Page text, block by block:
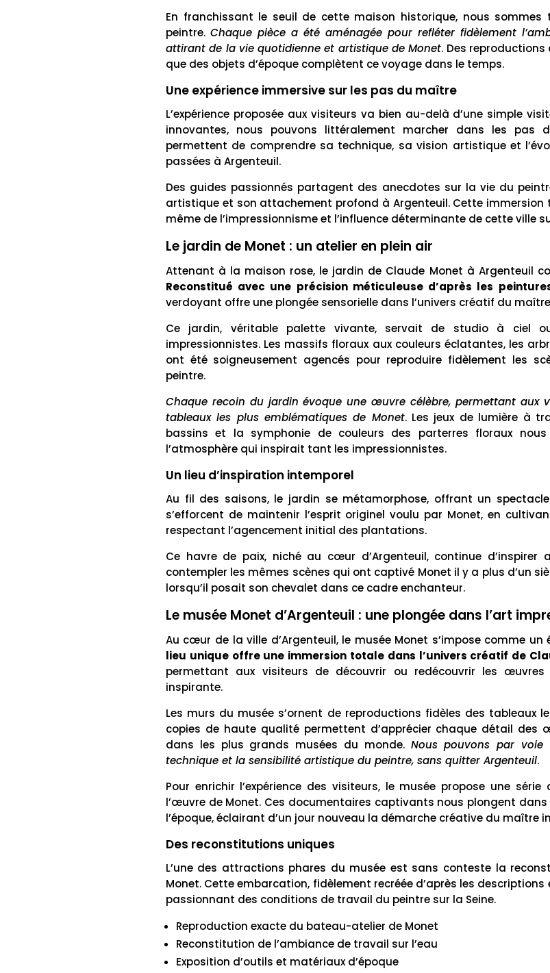
En franchissant le seuil de cette maison historique, nous sommes
peintre. Chaque pièce a été aménagée pour refléter fidèlement
attirant de la vie quotidienne et artistique de Monet. Des
que des objets d’époque complètent ce voyage dans le temps.
Une expérience immersive sur les pas du maître
L’expérience proposée aux visiteurs va bien au-delà d’une simple
innovantes, nous pouvons littéralement marcher dans les pas
permettent de comprendre sa technique, sa vision artistique et
passées à Argenteuil.
Des guides passionnés partagent des anecdotes sur la vie du
artistique et son attachement profond à Argenteuil. Cette immersion
même de l’impressionnisme et l’influence déterminante de cette ville
Le jardin de Monet : un atelier en plein air
Attenant à la maison rose, le jardin de Claude Monet à Argenteuil
Reconstitué avec une précision méticuleuse d’après les
verdoyant offre une plongée sensorielle dans l’univers créatif du
Ce jardin, véritable palette vivante, servait de studio à ciel
impressionnistes. Les massifs floraux aux couleurs éclatantes, les
ont été soigneusement agencés pour reproduire fidèlement les
peintre.
Chaque recoin du jardin évoque une œuvre célèbre, permettant aux
tableaux les plus emblématiques de Monet. Les jeux de lumière à
bassins et la symphonie de couleurs des parterres floraux
l’atmosphère qui inspirait tant les impressionnistes.
Un lieu d’inspiration intemporel
Au fil des saisons, le jardin se métamorphose, offrant un
s’efforcent de maintenir l’esprit originel voulu par Monet, en
respectant l’agencement initial des plantations.
Ce havre de paix, niché au cœur d’Argenteuil, continue
contempler les mêmes scènes qui ont captivé Monet il y a plus d’un
lorsqu’il posait son chevalet dans ce cadre enchanteur.
Le musée Monet d’Argenteuil : une plongée dans l’art
Au cœur de la ville d’Argenteuil, le musée Monet s’impose comme
lieu unique offre une immersion totale dans l’univers créatif de
permettant aux visiteurs de découvrir ou redécouvrir les
inspirante.
Les murs du musée s’ornent de reproductions fidèles des tableaux
copies de haute qualité permettent d’apprécier chaque détail des
dans les plus grands musées du monde. Nous pouvons par voie
technique et la sensibilité artistique du peintre, sans quitter Argenteuil.
Pour enrichir l’expérience des visiteurs, le musée propose une
l’œuvre de Monet. Ces documentaires captivants nous plongent
l’époque, éclairant d’un jour nouveau la démarche créative du maître
Des reconstitutions uniques
L’une des attractions phares du musée est sans conteste la
Monet. Cette embarcation, fidèlement recréée d’après les descriptions
passionnant des conditions de travail du peintre sur la Seine.
Reproduction exacte du bateau-atelier de Monet
Reconstitution de l’ambiance de travail sur l’eau
Exposition d’outils et matériaux d’époque